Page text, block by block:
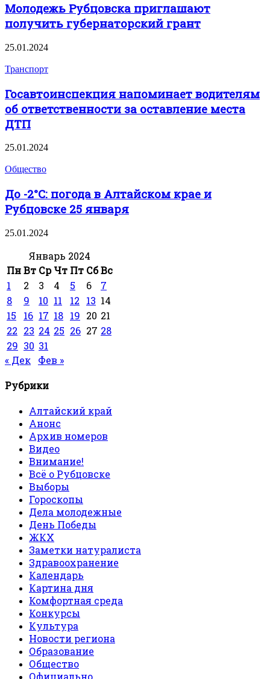
Молодежь Рубцовска приглашают
получить губернаторский грант
25.01.2024
Транспорт
Госавтоинспекция напоминает водителям
об ответственности за оставление места
ДТП
25.01.2024
Общество
До -2°С: погода в Алтайском крае и
Рубцовске 25 января
25.01.2024
Январь 2024
ПнВт Ср Чт Пт СбВс
1
2 3 4 5 6
7
8
9 10 11 12 13 14
15
16 17 18 19 20 21
22 23 24 25 26 27 28
29 30 31
« Дек
Фев »
Рубрики
Алтайский край
Анонс
Архив номеров
Видео
Внимание!
Всё о Рубцовске
Выборы
Гороскопы
Дела молодежные
День Победы
ЖКХ
Заметки натуралиста
Здравоохранение
Календарь
Картина дня
Комфортная среда
Конкурсы
Культура
Новости региона
Образование
Общество
Официально